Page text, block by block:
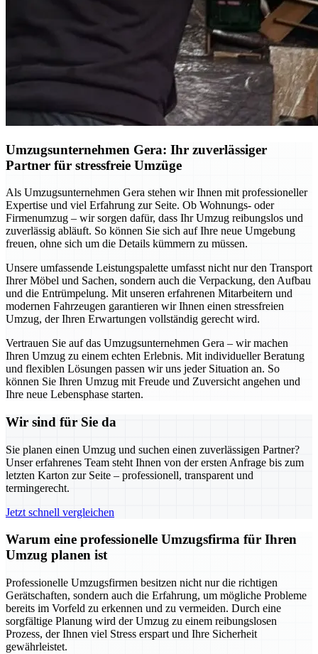
Umzugsunternehmen Gera: Ihr zuverlässiger
Partner für stressfreie Umzüge
Als Umzugsunternehmen Gera stehen wir Ihnen mit professioneller
Expertise und viel Erfahrung zur Seite. Ob Wohnungs- oder
Firmenumzug – wir sorgen dafür, dass Ihr Umzug reibungslos und
zuverlässig abläuft. So können Sie sich auf Ihre neue Umgebung
freuen, ohne sich um die Details kümmern zu müssen.
Unsere umfassende Leistungspalette umfasst nicht nur den Transport
Ihrer Möbel und Sachen, sondern auch die Verpackung, den Aufbau
und die Entrümpelung. Mit unseren erfahrenen Mitarbeitern und
modernen Fahrzeugen garantieren wir Ihnen einen stressfreien
Umzug, der Ihren Erwartungen vollständig gerecht wird.
Vertrauen Sie auf das Umzugsunternehmen Gera – wir machen
Ihren Umzug zu einem echten Erlebnis. Mit individueller Beratung
und flexiblen Lösungen passen wir uns jeder Situation an. So
können Sie Ihren Umzug mit Freude und Zuversicht angehen und
Ihre neue Lebensphase starten.
Wir sind für Sie da
Sie planen einen Umzug und suchen einen zuverlässigen Partner?
Unser erfahrenes Team steht Ihnen von der ersten Anfrage bis zum
letzten Karton zur Seite – professionell, transparent und
termingerecht.
Jetzt schnell vergleichen
Warum eine professionelle Umzugsfirma für Ihren
Umzug planen ist
Professionelle Umzugsfirmen besitzen nicht nur die richtigen
Gerätschaften, sondern auch die Erfahrung, um mögliche Probleme
bereits im Vorfeld zu erkennen und zu vermeiden. Durch eine
sorgfältige Planung wird der Umzug zu einem reibungslosen
Prozess, der Ihnen viel Stress erspart und Ihre Sicherheit
gewährleistet.